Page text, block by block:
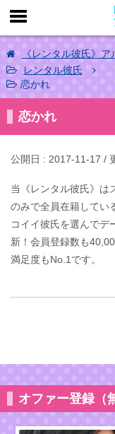
《レンタル彼氏》
レンタル彼氏
恋かれ
恋かれ
公開日 : 2017-11-17 /
当《レンタル彼氏》は
のみで全員在籍してい
コイイ彼氏を選んでデ
新！会員登録数も
満足度もNo.1です。
オファー登録（